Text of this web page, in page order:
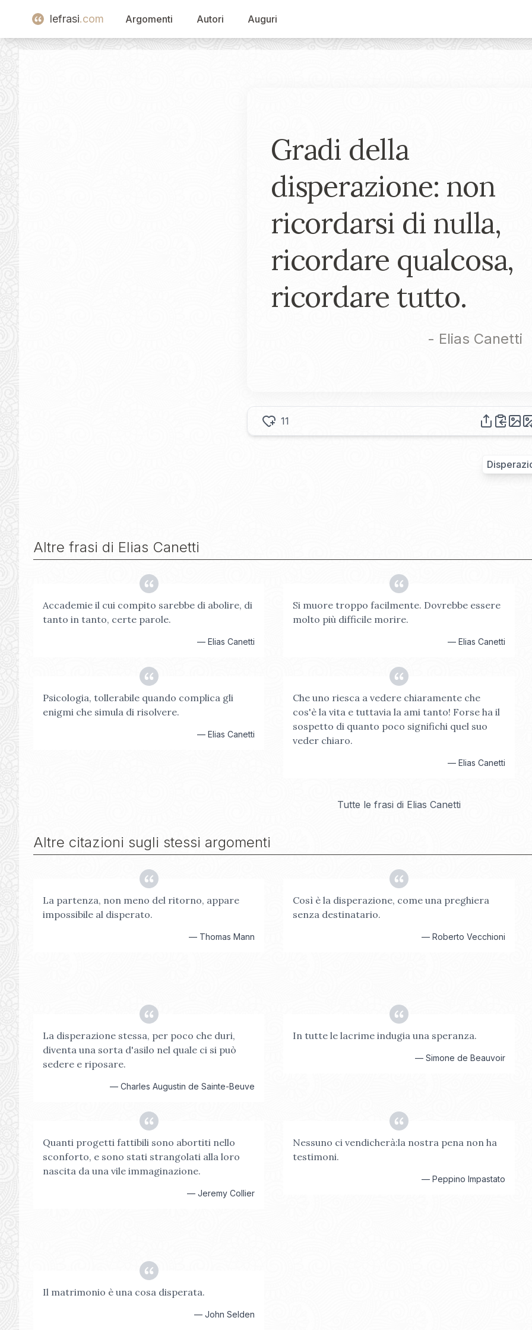
lefrasi.com Argomenti Autori Auguri
Gradi della
disperazione: non
ricordarsi di nulla,
ricordare qualcosa,
ricordare tutto.
- Elias Canetti
11
Altre frasi di Elias Canetti
Accademie il cui compito sarebbe di abolire, di
tanto in tanto, certe parole.
—Elias Canetti
Si muore troppo facilmente. Dovrebbe essere
molto più difficile morire.
— Elias Canetti
Psicologia, tollerabile quando complica gli
enigmi che simula di risolvere.
—Elias Canetti
Che uno riesca a vedere chiaramente che
cos'è la vita e tuttavia la ami tanto! Forse ha il
sospetto di quanto poco significhi quel suo
veder chiaro.
— Elias Canetti
Tutte le frasi di Elias Canetti
Altre citazioni sugli stessi argomenti
La partenza, non meno del ritorno, appare
impossibile al disperato.
— Thomas Mann
Così è la disperazione, come una preghiera
senza destinatario.
— Roberto Vecchioni
La disperazione stessa, per poco che duri,
diventa una sorta d'asilo nel quale ci si può
sedere e riposare.
—Charles Augustin de Sainte-Beuve
In tutte le lacrime indugia una speranza.
— Simone de Beauvoir
Quanti progetti fattibili sono abortiti nello
sconforto, e sono stati strangolati alla loro
nascita da una vile immaginazione.
—Jeremy Collier
Nessuno ci vendicherà:la nostra pena non ha
testimoni.
— Peppino Impastato
Il matrimonio è una cosa disperata.
—John Selden